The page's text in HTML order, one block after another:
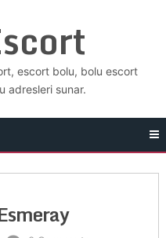
escort bolu, bolu escort
adresleri sunar.